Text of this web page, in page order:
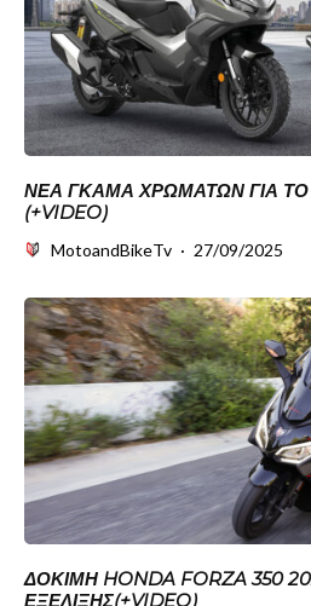
ΝΈΑ ΓΚΆΜΑ ΧΡΩΜΆΤΩΝ ΓΙΑ ΤΟ
(+VIDEO)
MotoandBikeTv · 27/09/2025
ΔΟΚΙΜΉ HONDA FORZA 350
ΕΞΈΛΙΞΗΣ(+VIDEO)